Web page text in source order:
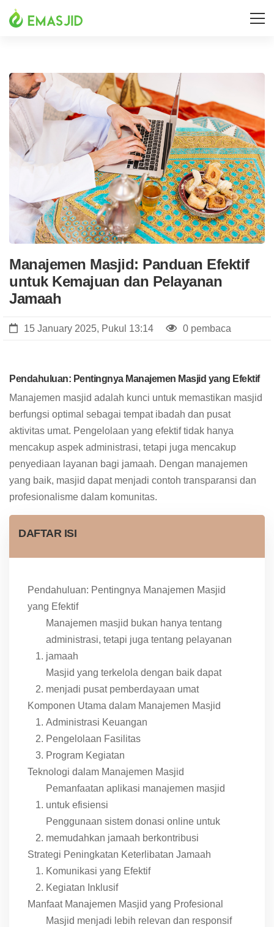
Manajemen Masjid: Panduan Efektif
untuk Kemajuan dan Pelayanan
Jamaah
15 January 2025, Pukul 13:14 0 pembaca
Pendahuluan: Pentingnya Manajemen Masjid yang Efektif
Manajemen masjid adalah kunci untuk memastikan masjid
berfungsi optimal sebagai tempat ibadah dan pusat
aktivitas umat. Pengelolaan yang efektif tidak hanya
mencakup aspek administrasi, tetapi juga mencakup
penyediaan layanan bagi jamaah. Dengan manajemen
yang baik, masjid dapat menjadi contoh transparansi dan
profesionalisme dalam komunitas.
DAFTAR ISI
Pendahuluan: Pentingnya Manajemen Masjid
yang Efektif
Manajemen masjid bukan hanya tentang
administrasi, tetapi juga tentang pelayanan
jamaah
Masjid yang terkelola dengan baik dapat
menjadi pusat pemberdayaan umat
Komponen Utama dalam Manajemen Masjid
Administrasi Keuangan
Pengelolaan Fasilitas
Program Kegiatan
Teknologi dalam Manajemen Masjid
Pemanfaatan aplikasi manajemen masjid
untuk efisiensi
Penggunaan sistem donasi online untuk
memudahkan jamaah berkontribusi
Strategi Peningkatan Keterlibatan Jamaah
Komunikasi yang Efektif
Kegiatan Inklusif
Manfaat Manajemen Masjid yang Profesional
Masjid menjadi lebih relevan dan responsif